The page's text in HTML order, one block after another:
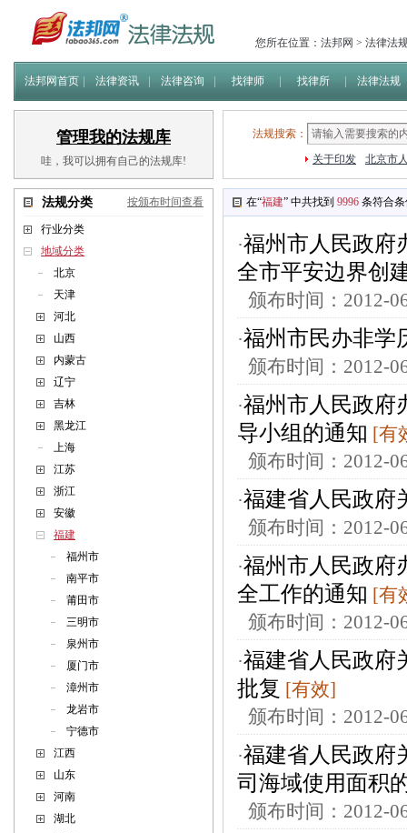
您所在位置： 法邦网 > 法律法
法邦网首页 法律资讯 法律咨询 找律师 找律所 法律法规
管理我的法规库
哇，我可以拥有自己的法规库!
法规分类 按颁布时间查看
行业分类
地域分类
北京
天津
河北
山西
内蒙古
辽宁
吉林
黑龙江
上海
江苏
浙江
安徽
福建
福州市
南平市
莆田市
三明市
泉州市
厦门市
漳州市
龙岩市
宁德市
江西
山东
河南
湖北
法规搜索：
关于印发
北京市
在“福建” 中共找到 9996 条符合
·福州市人民政府
全市平安边界创
颁布时间：2012-
·福州市民办非学
颁布时间：2012-
·福州市人民政府
导小组的通知 [有
颁布时间：2012-
·福建省人民政府
颁布时间：2012-
·福州市人民政府
全工作的通知 [有
颁布时间：2012-
·福建省人民政府
批复 [有效]
颁布时间：2012-
·福建省人民政府
司海域使用面积
颁布时间：2012-